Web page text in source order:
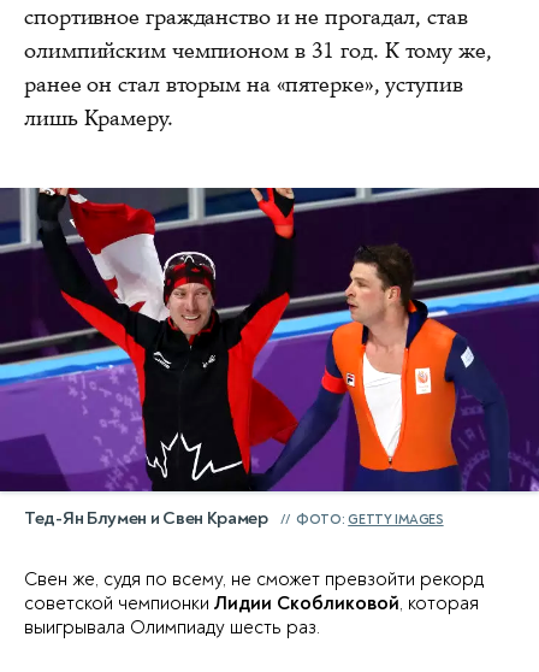
спортивное гражданство и не прогадал, став
олимпийским чемпионом в 31 год. К тому же,
ранее он стал вторым на «пятерке», уступив
лишь Крамеру.
Тед-Ян Блумен и Свен Крамер ФОТО:GETTY IMAGES
Свен же, судя по всему, не сможет превзойти рекорд
советской чемпионки Лидии Скобликовой, которая
выигрывала Олимпиаду шесть раз.